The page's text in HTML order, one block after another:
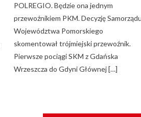
POLREGIO. Będzie ona jednym
przewoźnikiem PKM. Decyzję
Województwa Pomorskiego
skomentował trójmiejski przewoźnik.
Pierwsze pociągi SKM z Gdańska
Wrzeszcza do Gdyni Głównej […]